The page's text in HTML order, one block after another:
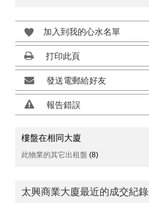
加入到我的心水名單
打印此頁
發送電郵給好友
報告錯誤
樓盤在相同大廈
此物業的其它出租盤 (8)
太興商業大廈最近的成交紀錄